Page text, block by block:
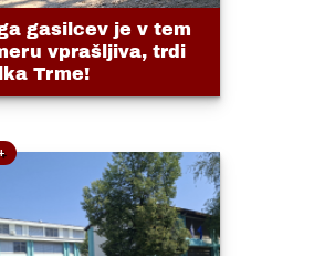
gasilcev je v tem
vprašljiva, trdi
Trme!